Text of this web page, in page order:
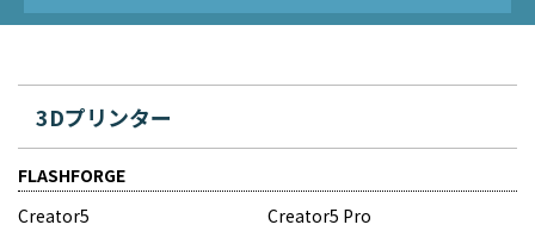
3Dプリンター
FLASHFORGE
Creator5
Creator5 Pro